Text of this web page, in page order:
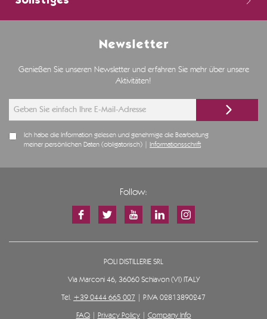
Newsletter
Genießen Sie unseren Newsletter und erfahren Sie mehr über unsere
Aktivitäten!
Ich habe die Information gelesen und genehmige die Bearbeitung
meiner persönlichen Daten (obligatorisch) |
Informationsschrift
Follow:
POLI DISTILLERIE SRL
Via Marconi 46, 36060 Schiavon (VI) ITALY
Tel. +39 0444 665 007 | P.IVA 02813890247
FAQ| Privacy Policy| Company Info